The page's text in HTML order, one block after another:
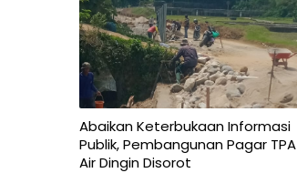
Abaikan Keterbukaan Informasi
Publik, Pembangunan Pagar TPA
Air Dingin Disorot